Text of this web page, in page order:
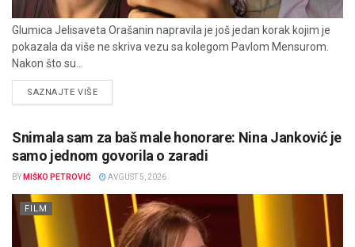
Glumica Jelisaveta Orašanin napravila je još jedan korak kojim je
pokazala da više ne skriva vezu sa kolegom Pavlom Mensurom.
Nakon što su...
SAZNAJTE VIŠEDETAILS
Snimala sam za baš male honorare: Nina Janković je
samo jednom govorila o zaradi
BY MIŠKO PETROVIĆ AVGUST 5, 2026
FILM